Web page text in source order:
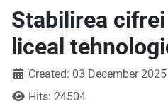
Stabilirea
liceal
Created: 03 December 2025
Hits: 24504